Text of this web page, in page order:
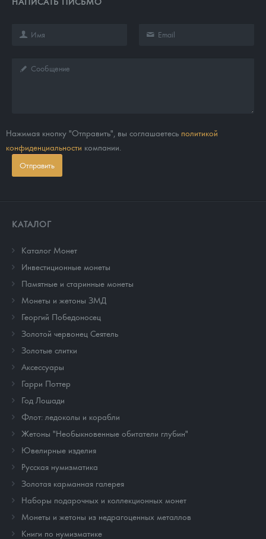
Нажимая кнопку "Отправить", вы соглашаетесь политикой
конфиденциальности компании.
Отправить
КАТАЛОГ
Каталог Монет
Инвестиционные монеты
Памятные и старинные монеты
Монеты и жетоны ЗМД
Георгий Победоносец
Золотой червонец Сеятель
Золотые слитки
Аксессуары
Гарри Поттер
Год Лошади
Флот: ледоколы и корабли
Жетоны "Необыкновенные обитатели глубин"
Ювелирные изделия
Русская нумизматика
Золотая карманная галерея
Наборы подарочных и коллекционных монет
Монеты и жетоны из недрагоценных металлов
Книги по нумизматике